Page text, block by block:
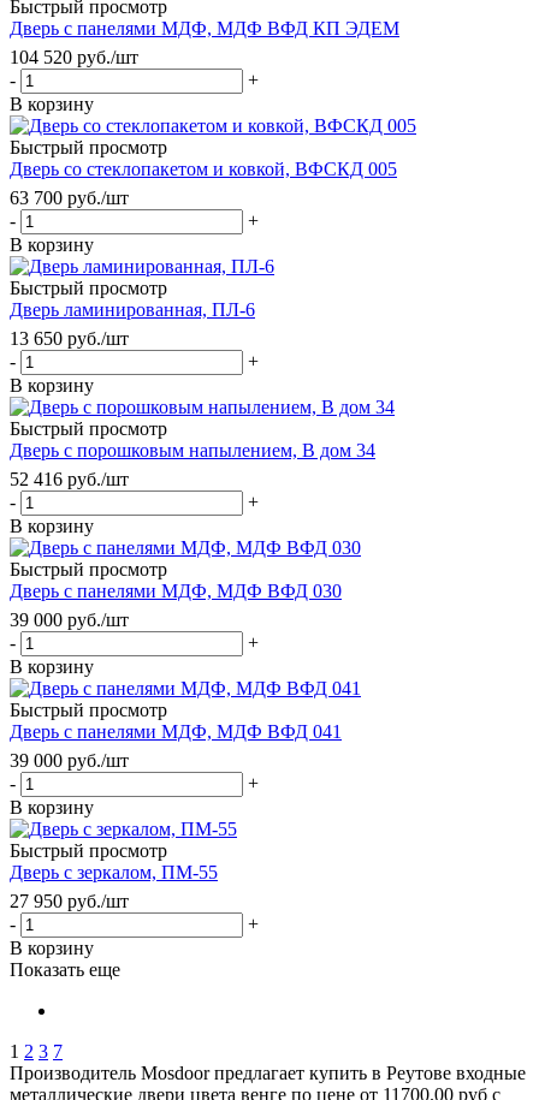
Быстрый просмотр
Дверь с панелями МДФ, МДФ ВФД КП ЭДЕМ
104 520 руб./шт
-
+
В корзину
Быстрый просмотр
Дверь со стеклопакетом и ковкой, ВФСКД 005
63 700 руб./шт
-
+
В корзину
Быстрый просмотр
Дверь ламинированная, ПЛ-6
13 650 руб./шт
-
+
В корзину
Быстрый просмотр
Дверь с порошковым напылением, В дом 34
52 416 руб./шт
-
+
В корзину
Быстрый просмотр
Дверь с панелями МДФ, МДФ ВФД 030
39 000 руб./шт
-
+
В корзину
Быстрый просмотр
Дверь с панелями МДФ, МДФ ВФД 041
39 000 руб./шт
-
+
В корзину
Быстрый просмотр
Дверь с зеркалом, ПМ-55
27 950 руб./шт
-
+
В корзину
Показать еще
1 2 3 7
Производитель Mosdoor предлагает купить в Реутове входные
металлические двери цвета венге по цене от 11700.00 руб с